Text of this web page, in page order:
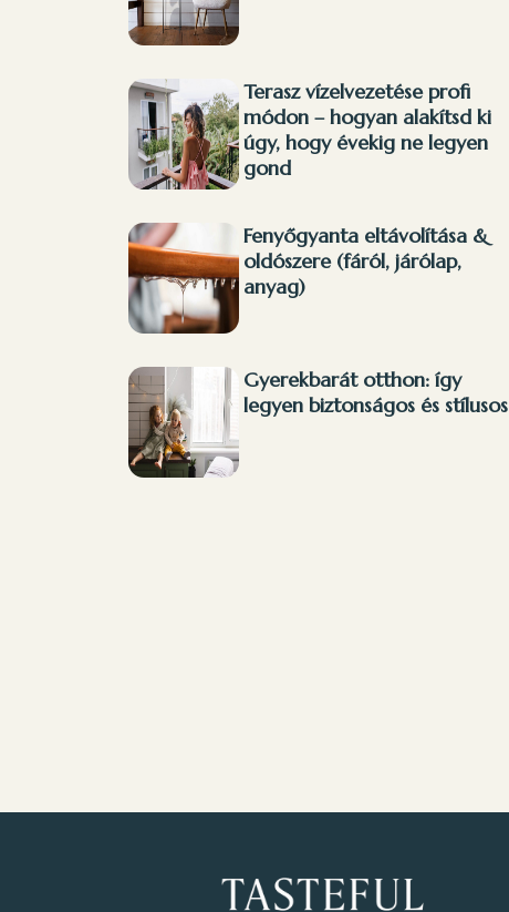
Terasz vízelvezetése profi
módon – hogyan alakítsd ki
úgy, hogy évekig ne legyen
gond
Fenyőgyanta eltávolítása &
oldószere (fáról, járólap,
anyag)
Gyerekbarát otthon: így
legyen biztonságos és stílusos